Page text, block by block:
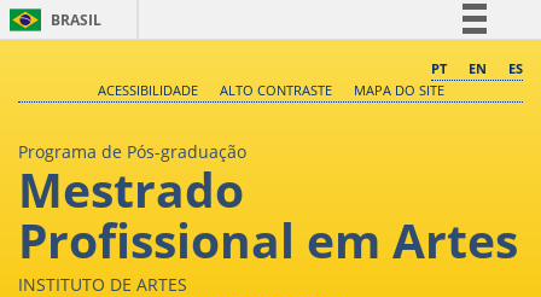
BRASIL
Comunica BR
Canais
PT EN
ES
ACESSIBILIDADE
ALTO CONTRASTE MAPA DO SITE
Programa de Pós-graduação
Mestrado
Profissional em Artes
INSTITUTO DE ARTES